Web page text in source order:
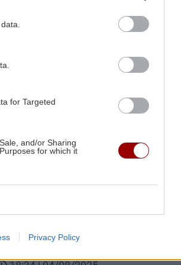
for Targeted
and/or Sharing
for which it
Privacy Policy
Κωνσταντίνος Κεφαλογιάννης:
η υπουργική
στον Τσούτσουρα